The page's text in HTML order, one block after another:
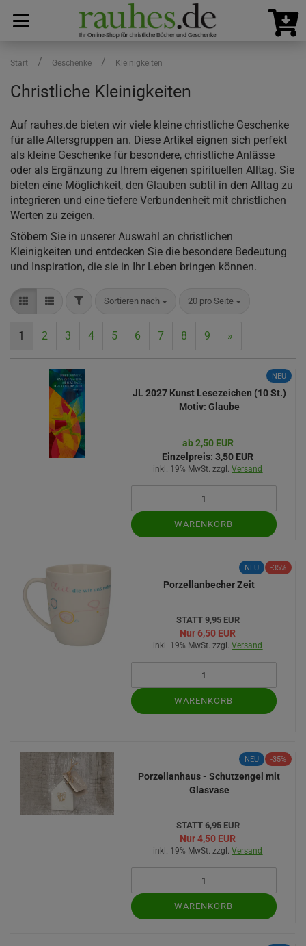
Start / Geschenke / Kleinigkeiten
Christliche Kleinigkeiten
Auf rauhes.de bieten wir viele kleine christliche Geschenke
für alle Altersgruppen an. Diese Artikel eignen sich perfekt
als kleine Geschenke für besondere, christliche Anlässe
oder als Ergänzung zu Ihrem eigenen spirituellen Alltag. Sie
bieten eine Möglichkeit, den Glauben subtil in den Alltag zu
integrieren und eine tiefere Verbundenheit mit christlichen
Werten zu zeigen.
Stöbern Sie in unserer Auswahl an christlichen
Kleinigkeiten und entdecken Sie die besondere Bedeutung
und Inspiration, die sie in Ihr Leben bringen können.
FILTERSortieren nach
Sortieren nach 20 pro Seite
pro Seite
1 2 3 4 5 6 7 8 9 »
NEU
JL 2027 Kunst Lesezeichen (10 St.)
Motiv: Glaube
ab 2,50 EUR
Einzelpreis: 3,50 EUR
inkl. 19% MwSt. zzgl.Versand
WARENKORB
NEU -35%
Porzellanbecher Zeit
STATT 9,95 EUR
Nur 6,50 EUR
inkl. 19% MwSt. zzgl.Versand
WARENKORB
NEU -35%
Porzellanhaus - Schutzengel mit
Glasvase
STATT 6,95 EUR
Nur 4,50 EUR
inkl. 19% MwSt. zzgl.Versand
WARENKORB